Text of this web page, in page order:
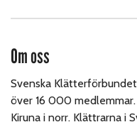
Om oss
Svenska
över 16 000
Kiruna i norr. Klättrarna i